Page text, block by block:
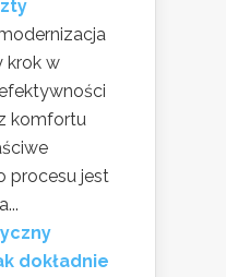
krok w
komfortu
procesu jest
dokładnie